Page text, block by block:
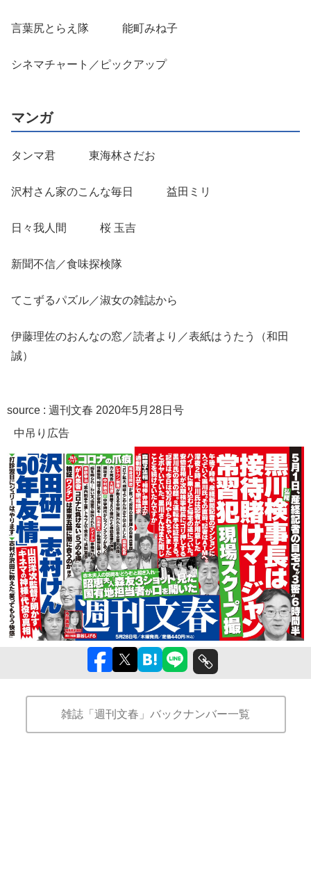
言葉尻とらえ隊 能町みね子
シネマチャート／ピックアップ
マンガ
タンマ君 東海林さだお
沢村さん家のこんな毎日 益田ミリ
日々我人間 桜 玉吉
新聞不信／食味探検隊
てこずるパズル／淑女の雑誌から
伊藤理佐のおんなの窓／読者より／表紙はうたう（和田
誠）
source : 週刊文春 2020年5月28日号
中吊り広告
雑誌「週刊文春」バックナンバー一覧